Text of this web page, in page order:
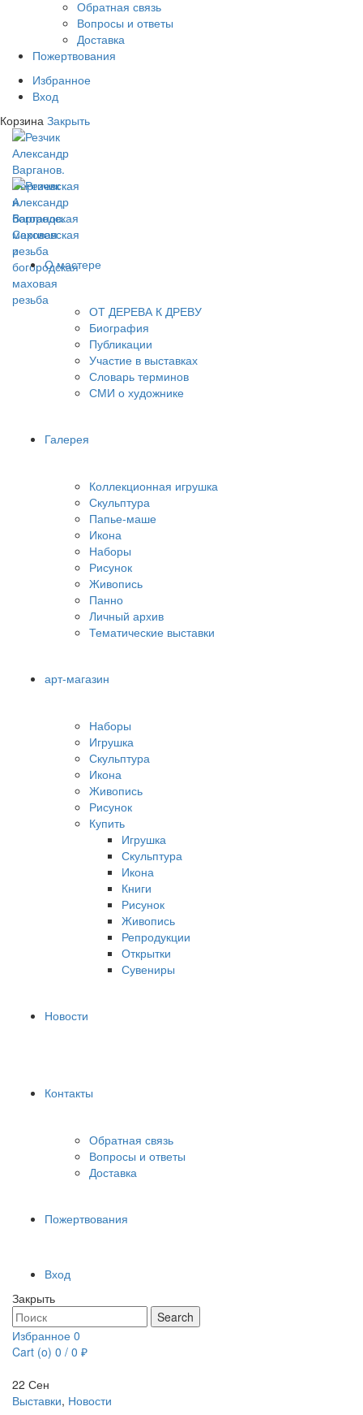
Обратная связь
Вопросы и ответы
Доставка
Пожертвования
Избранное
Вход
Корзина Закрыть
О мастере
ОТ ДЕРЕВА К ДРЕВУ
Биография
Публикации
Участие в выставках
Словарь терминов
СМИ о художнике
Галерея
Коллекционная игрушка
Скульптура
Папье-маше
Икона
Наборы
Рисунок
Живопись
Панно
Личный архив
Тематические выставки
арт-магазин
Наборы
Игрушка
Скульптура
Икона
Живопись
Рисунок
Купить
Игрушка
Скульптура
Икона
Книги
Рисунок
Живопись
Репродукции
Открытки
Сувениры
Новости
Контакты
Обратная связь
Вопросы и ответы
Доставка
Пожертвования
Вход
Закрыть
Search
for:
Search
Избранное 0
Cart (o) 0 / 0 ₽
22 Сен
Выставки, Новости